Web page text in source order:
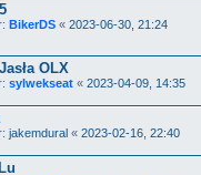
BikerDS « 2023-06-30, 21:24
OLX
sylwekseat « 2023-04-09, 14:35
jakemdural « 2023-02-16, 22:40